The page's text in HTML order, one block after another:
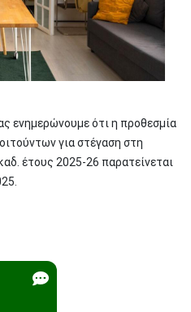
ενημερώνουμε ότι η προθεσμία
για στέγαση στη
έτους 2025-26 παρατείνεται